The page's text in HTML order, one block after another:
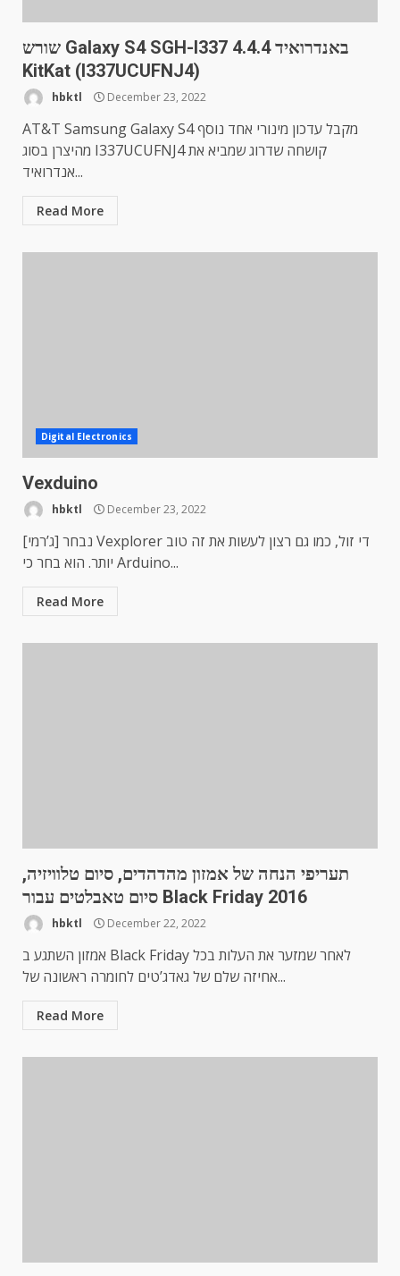
שורש Galaxy S4 SGH-I337 באנדרואיד 4.4.4
KitKat (I337UCUFNJ4)
hbktl December 23, 2022
AT&T Samsung Galaxy S4 מקבל עדכון מינורי אחד נוסף
מהיצרן בסוג I337UCUFNJ4 קושחה שדרוג שמביא את
אנדרואיד...
Read More
Digital Electronics
Vexduino
hbktl December 23, 2022
[ג’רמי] נבחר Vexplorer די זול, כמו גם רצון לעשות את זה טוב
יותר. הוא בחר כי Arduino...
Read More
תעריפי הנחה של אמזון מהדהדים, סיום טלוויזיה,
סיום טאבלטים עבור Black Friday 2016
hbktl December 22, 2022
אמזון השתגע ב Black Friday לאחר שמזער את העלות בכל
אחיזה שלם של גאדג’טים לחומרה ראשונה של...
Read More